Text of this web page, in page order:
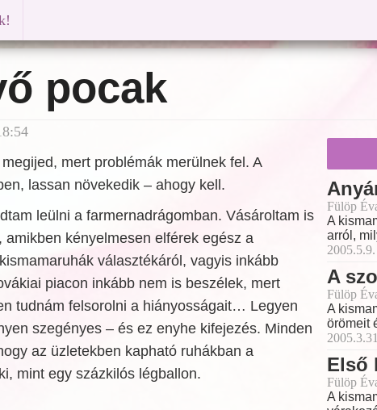
pocak
mert problémák merülnek fel. A
lassan növekedik – ahogy kell.
leülni a farmernadrágomban. Vásároltam is
amikben kényelmesen elférek egész a
választékáról, vagyis inkább
piacon inkább nem is beszélek, mert
tudnám felsorolni a hiányosságait… Legyen
szegényes – és ez enyhe kifejezés. Minden
az üzletekben kapható ruhákban a
mint egy százkilós légballon.
Fülöp
A
arról,
A
Fülöp
A
örömeit
Első
Fülöp
A